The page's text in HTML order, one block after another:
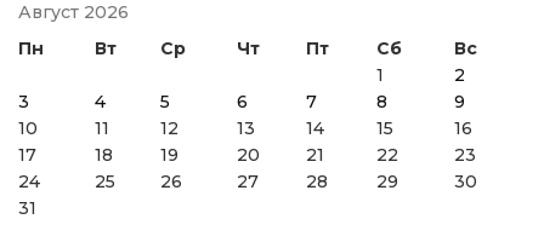
Август 2026
Пн
Вт Ср Чт Пт Сб
Вс
1
2
3
4 5 6 7 8
9
10
11 12 13 14 15
16
17
18 19 20 21 22
23
24
25 26 27 28 29
30
31